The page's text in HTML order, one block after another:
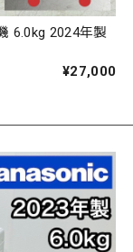
6.0kg 2024年製
¥27,000